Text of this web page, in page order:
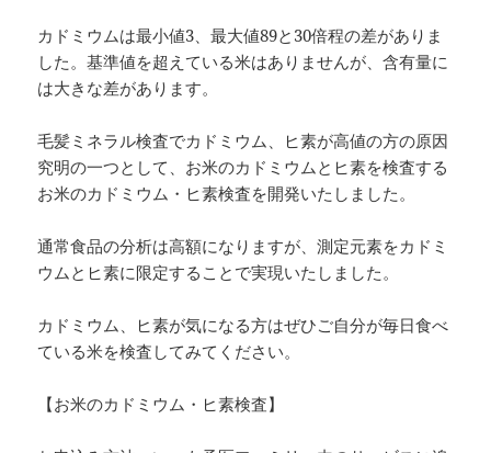
カドミウムは最小値3、最大値89と30倍程の差がありま
した。基準値を超えている米はありませんが、含有量に
は大きな差があります。
毛髪ミネラル検査でカドミウム、ヒ素が高値の方の原因
究明の一つとして、お米のカドミウムとヒ素を検査する
お米のカドミウム・ヒ素検査を開発いたしました。
通常食品の分析は高額になりますが、測定元素をカドミ
ウムとヒ素に限定することで実現いたしました。
カドミウム、ヒ素が気になる方はぜひご自分が毎日食べ
ている米を検査してみてください。
【お米のカドミウム・ヒ素検査】